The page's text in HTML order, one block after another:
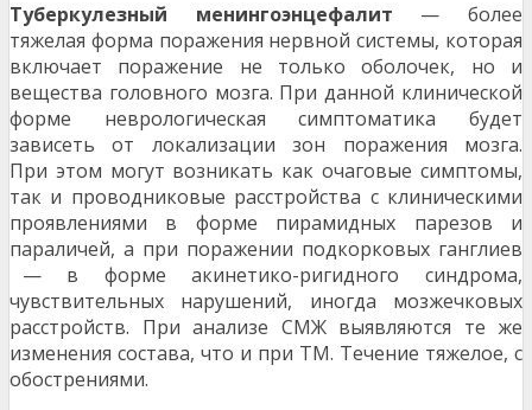
Туберкулезный менингоэнцефалит — более
тяжелая форма поражения нервной системы, которая
включает поражение не только оболочек, но и
вещества головного мозга. При данной клинической
форме неврологическая симптоматика будет
зависеть от локализации зон поражения мозга.
При этом могут возникать как очаговые симптомы,
так и проводниковые расстройства с клиническими
проявлениями в форме пирамидных парезов и
параличей, а при поражении подкорковых ганглиев
— в форме акинетико-ригидного синдрома,
чувствительных нарушений, иногда мозжечковых
расстройств. При анализе СМЖ выявляются те же
изменения состава, что и при ТМ. Течение тяжелое, с
обострениями.